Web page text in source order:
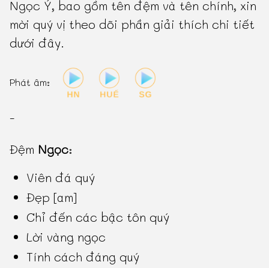
Ngọc Ý, bao gồm tên đệm và tên chính, xin
mời quý vị theo dõi phần giải thích chi tiết
dưới đây.
Phát âm:
-
Đệm Ngọc:
Viên đá quý
Đẹp [am]
Chỉ đến các bậc tôn quý
Lời vàng ngọc
Tính cách đáng quý